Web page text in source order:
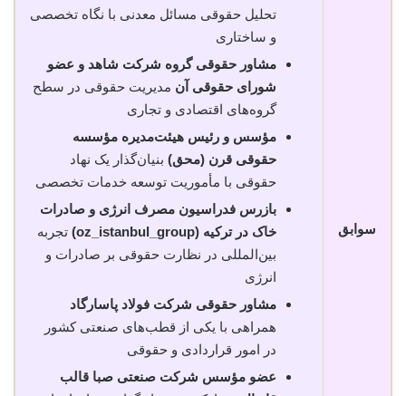
سوابق
تحلیل حقوقی مسائل معدنی با نگاه تخصصی
و ساختاری
مشاور حقوقی گروه شرکت شاهد و عضو
شورای حقوقی آن مدیریت حقوقی در سطح
گروه‌های اقتصادی و تجاری
مؤسس و رئیس هیئت‌مدیره مؤسسه
حقوقی قرن (محق) بنیان‌گذار یک نهاد
حقوقی با مأموریت توسعه خدمات تخصصی
بازرس فدراسیون مصرف انرژی و صادرات
خاک در ترکیه (oz_istanbul_group)
تجربه
بین‌المللی در نظارت حقوقی بر صادرات و
انرژی
مشاور حقوقی شرکت فولاد پاسارگاد
همراهی با یکی از قطب‌های صنعتی کشور
در امور قراردادی و حقوقی
عضو مؤسس شرکت صنعتی صبا قالب